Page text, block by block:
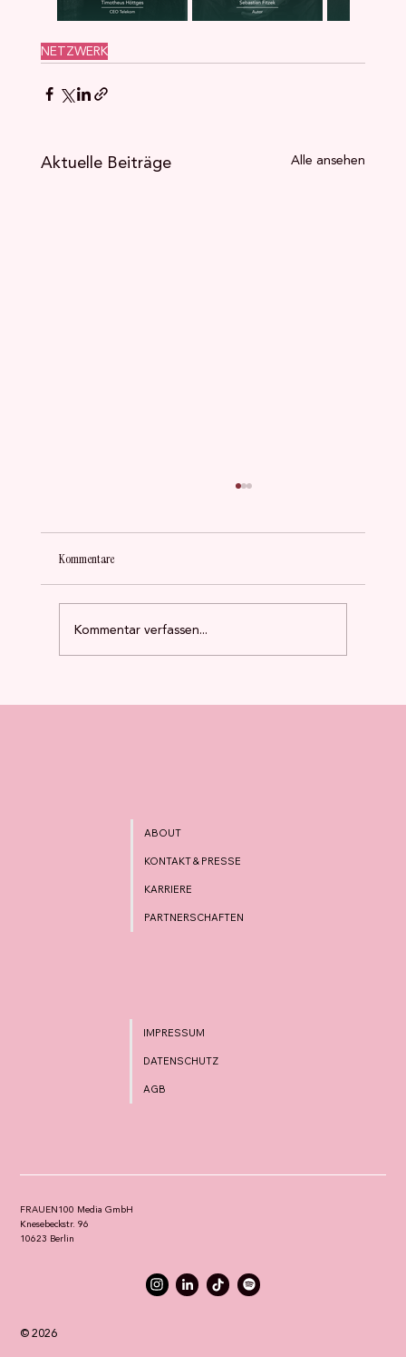
NETZWERK
Aktuelle Beiträge Alle ansehen
Fünf Jahre FRAUEN100
Kommentare
Kommentar verfassen...
FRAUEN100 Media GmbH
Knesebeckstr. 96
10623 Berlin
© 2026
ABOUT
KONTAKT & PRESSE
KARRIERE
PARTNERSCHAFTEN
IMPRESSUM
DATENSCHUTZ
AGB